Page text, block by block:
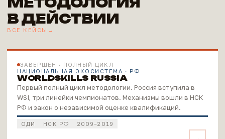
В ДЕЙСТВИИ
ВСЕ КЕЙСЫ
ЗАВЕРШЁН · ПОЛНЫЙ ЦИКЛ
НАЦИОНАЛЬНАЯ ЭКОСИСТЕМА · РФ
WORLDSKILLS RUSSIA
Первый полный цикл методологии. Россия вступила в
WSI, три линейки чемпионатов. Механизмы вошли в НСК
РФ и закон о независимой оценке квалификаций.
ОДИ НСК РФ 2009–2019